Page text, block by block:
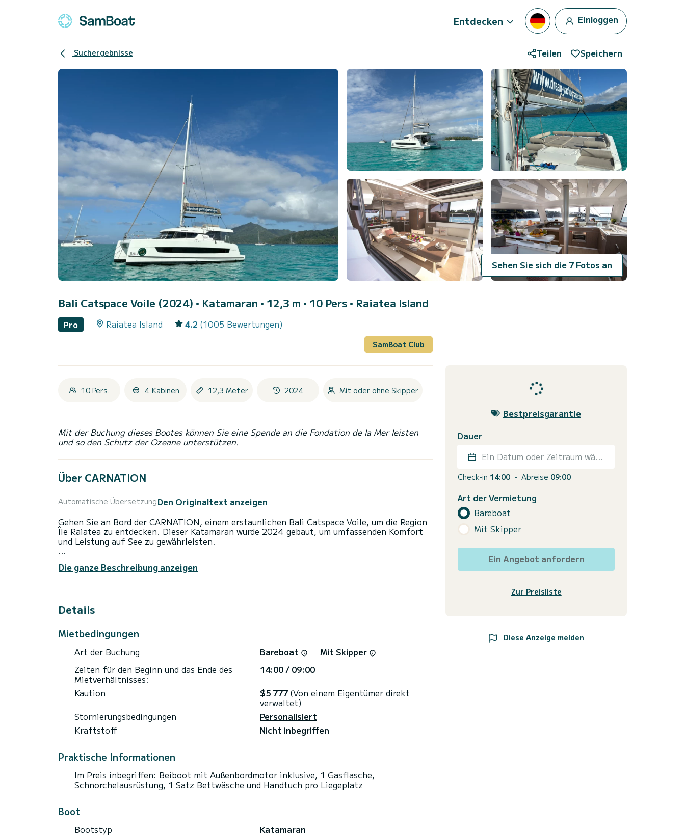
Entdecken Einloggen
Suchergebnisse Teilen Speichern
Sehen Sie sich die 7 Fotos an
Bali Catspace Voile (2024) • Katamaran • 12,3 m • 10 Pers • Raiatea Island
Pro Raiatea Island 4.2 (1005 Bewertungen)
SamBoat Club
10 Pers. 4 Kabinen 12,3 Meter 2024 Mit oder ohne Skipper
Mit der Buchung dieses Bootes können Sie eine Spende an die Fondation de la Mer leisten
und so den Schutz der Ozeane unterstützen.
Über CARNATION
Automatische ÜbersetzungDen Originaltext anzeigen
Gehen Sie an Bord der CARNATION, einem erstaunlichen Bali Catspace Voile, um die Region
Île Raiatea zu entdecken. Dieser Katamaran wurde 2024 gebaut, um umfassenden Komfort
und Leistung auf See zu gewährleisten.
Platz für 10 Passagiere.
Für Ihren Komfort verfügt CARNATION über 4 Toiletten mit Dusche
Dieses Boot ist mit einem Großsegel mit Latten und einer Rollgenua ausgestattet. Es
elektrische Winde.
Buchungsanfragen und Angebote werden direkt von SamBoat bearbeitet. Über die Plattform
Die ganze Beschreibung anzeigen
Details
Mietbedingungen
Art der Buchung Bareboat
Mit Skipper
Zeiten für den Beginn und das Ende des
Mietverhältnisses:
14:00 / 09:00
Kaution
$5 777 (Von einem Eigentümer direkt
verwaltet)
Stornierungsbedingungen
Personalisiert
Kraftstoff
Nicht inbegriffen
Praktische Informationen
Im Preis inbegriffen: Beiboot mit Außenbordmotor inklusive, 1 Gasflasche,
Schnorchelausrüstung, 1 Satz Bettwäsche und Handtuch pro Liegeplatz
Boot
Bootstyp
Katamaran
Bestpreisgarantie
Dauer
Ein Datum oder Zeitraum wählen
Check-in 14:00 - Abreise 09:00
Art der Vermietung
Bareboat
Mit Skipper
Ein Angebot anfordern
Zur Preisliste
Diese Anzeige melden